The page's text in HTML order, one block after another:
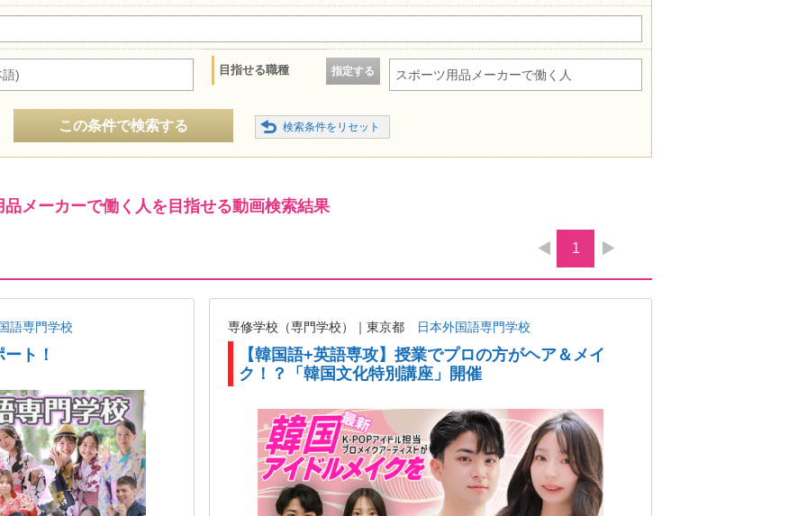
) 目指せる職種 指定する スポーツ用品メーカーで働く人
この条件で検索する
メーカーで働く人を目指せる動画検索結果
1
語専門学校
ト！
専修学校（専門学校）｜東京都 日本外国語専門学校
【韓国語+英語専攻】授業でプロの方がヘア＆メイ
ク！？「韓国文化特別講座」開催